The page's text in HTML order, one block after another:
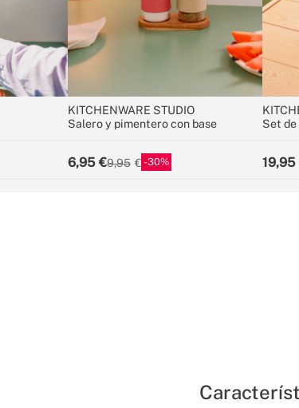
KITCHENWARE STUDIO
Salero y pimentero con base
6,95 9,95 30
Set
19,95